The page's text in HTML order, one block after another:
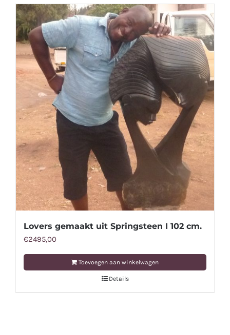
Lovers gemaakt uit Springsteen I 102 cm.
€2495,00
Toevoegen aan winkelwagen
Details